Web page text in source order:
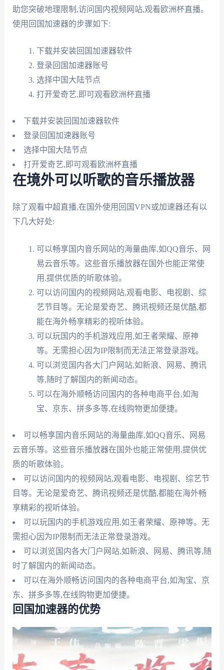
助您突破地理限制,访问国内视频网站,观看欧洲杯直播。
使用回国加速器的步骤如下:
下载并安装回国加速器软件
登录回国加速器账号
选择中国大陆节点
打开爱奇艺,即可观看欧洲杯直播
下载并安装回国加速器软件
登录回国加速器账号
选择中国大陆节点
打开爱奇艺,即可观看欧洲杯直播
在境外可以听歌的音乐播放器
除了观看中超直播,在国外使用回国VPN或加速器还有以
下几大好处:
可以畅享国内音乐网站的海量曲库,如QQ音乐、网
易云音乐等。这些音乐播放器在国外也能正常使
用,提供优质的听歌体验。
可以访问国内的视频网站,观看电影、电视剧、综
艺节目等。无论是爱奇艺、腾讯视频还是优酷,都
能在海外畅享精彩的视听体验。
可以玩国内的手机游戏应用,如王者荣耀、原神
等。无需担心因为IP限制而无法正常登录游戏。
可以浏览国内各大门户网站,如新浪、网易、腾讯
等,随时了解国内的新闻动态。
可以在海外顺畅访问国内的各种电商平台,如淘
宝、京东、拼多多等,在线购物更加便捷。
可以畅享国内音乐网站的海量曲库,如QQ音乐、网易
云音乐等。这些音乐播放器在国外也能正常使用,提供优
质的听歌体验。
可以访问国内的视频网站,观看电影、电视剧、综艺节
目等。无论是爱奇艺、腾讯视频还是优酷,都能在海外畅
享精彩的视听体验。
可以玩国内的手机游戏应用,如王者荣耀、原神等。无
需担心因为IP限制而无法正常登录游戏。
可以浏览国内各大门户网站,如新浪、网易、腾讯等,随
时了解国内的新闻动态。
可以在海外顺畅访问国内的各种电商平台,如淘宝、京
东、拼多多等,在线购物更加便捷。
回国加速器的优势